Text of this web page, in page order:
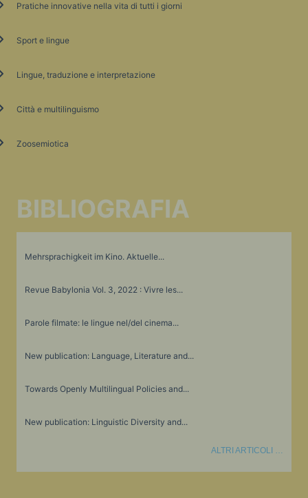
Pratiche innovative nella vita di tutti i giorni
Sport e lingue
Lingue, traduzione e interpretazione
Città e multilinguismo
Zoosemiotica
BIBLIOGRAFIA
Mehrsprachigkeit im Kino. Aktuelle...
Revue Babylonia Vol. 3, 2022 : Vivre les...
Parole filmate: le lingue nel/del cinema...
New publication: Language, Literature and...
Towards Openly Multilingual Policies and...
New publication: Linguistic Diversity and...
ALTRI ARTICOLI …